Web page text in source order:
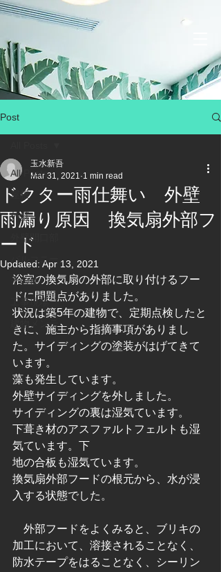
Post
All Posts
屋根
外壁
外壁開口部
バルコニー
その他
工事現場
建物メンテ
ドクター雨仕舞い 外壁
雨漏り原因 換気扇外部フ
ード
玉水新吾
Mar 31, 2021 1 min read
Updated: Apr 13, 2021
浴室の換気扇の外部に取り付けるフー
ドに問題点がありました。
状況は築5年の建物で、定期点検したと
きに、施主から指摘事項がありまし
た。サイディングの塗装がはげてきて
います。
藻も発生しています。
外壁サイディングを外しました。
サイディングの裏は湿気ています。
下葺き材のアスファルトフェルトも湿
気ています。下
地の合板も湿気ています。
換気扇外部フードの根元から、水が浸
入する状態でした。
外部フードをよくみると、ブリキの
加工において、溶接されることなく、
防水テープをはることなく、シーリン